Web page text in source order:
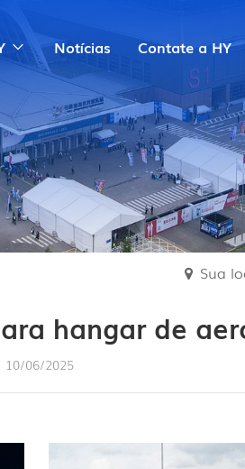
Notícias Contate a HY
Sua
hangar de
10/06/2025